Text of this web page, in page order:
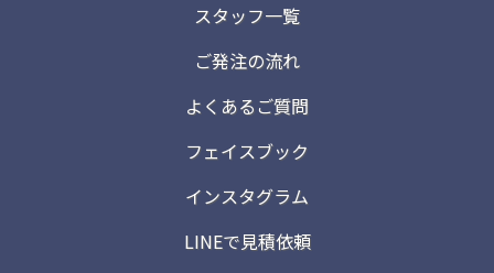
スタッフ一覧
ご発注の流れ
よくあるご質問
フェイスブック
インスタグラム
LINEで見積依頼